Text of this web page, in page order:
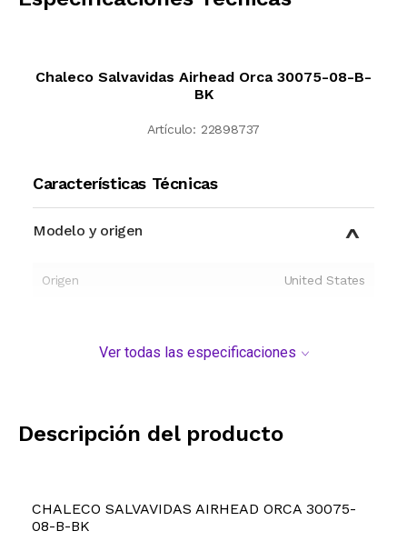
Chaleco Salvavidas Airhead Orca 30075-08-B-
BK
Artículo: 22898737
Características Técnicas
Modelo y origen
Origen United States
Ver todas las especificaciones
Descripción del producto
CHALECO SALVAVIDAS AIRHEAD ORCA 30075-
08-B-BK